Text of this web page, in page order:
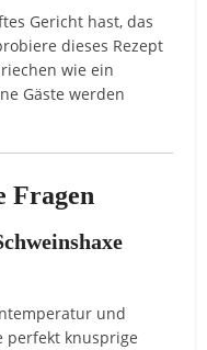
Gericht hast, das
dieses Rezept
wie ein
Gäste werden
Fragen
und
perfekt knusprige